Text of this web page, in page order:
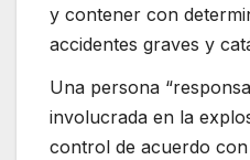
y contener con
accidentes graves y
Una persona
involucrada en la
control de acuerdo